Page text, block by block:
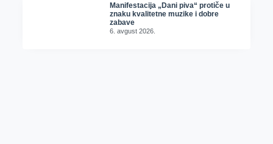
Manifestacija „Dani piva“ protiče u
znaku kvalitetne muzike i dobre
zabave
6. avgust 2026.